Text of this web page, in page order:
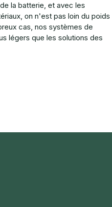
la batterie, et avec les
on n'est pas loin du poids
cas, nos systèmes de
légers que les solutions des